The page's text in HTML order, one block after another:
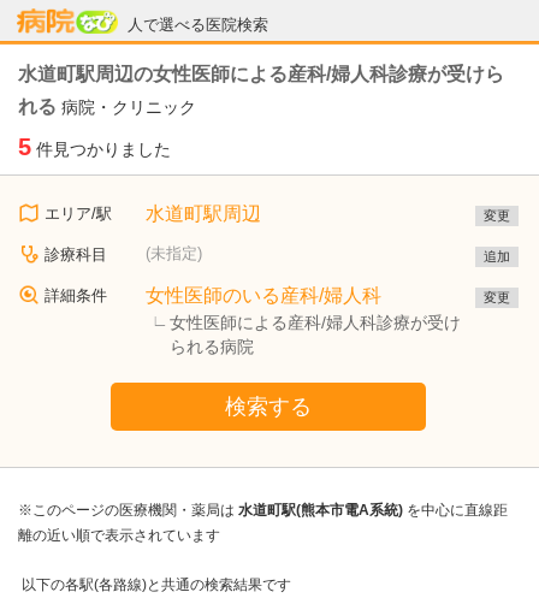
人で選べる医院検索
病院なび
水道町駅周辺の女性医師による産科/婦人科診療が受けら
れる 病院・クリニック
5 件見つかりました
エリア/駅 水道町駅周辺 変更
診療科目 (未指定) 追加
詳細条件 女性医師のいる産科/婦人科
女性医師による産科/婦人科診療が受け
られる病院
変更
検索する
※このページの医療機関・薬局は 水道町駅(熊本市電A系統) を中心に直線距
離の近い順で表示されています
以下の各駅(各路線)と共通の検索結果です